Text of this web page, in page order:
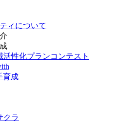
ィについて
活性化プランコンテスト
育成
クラ